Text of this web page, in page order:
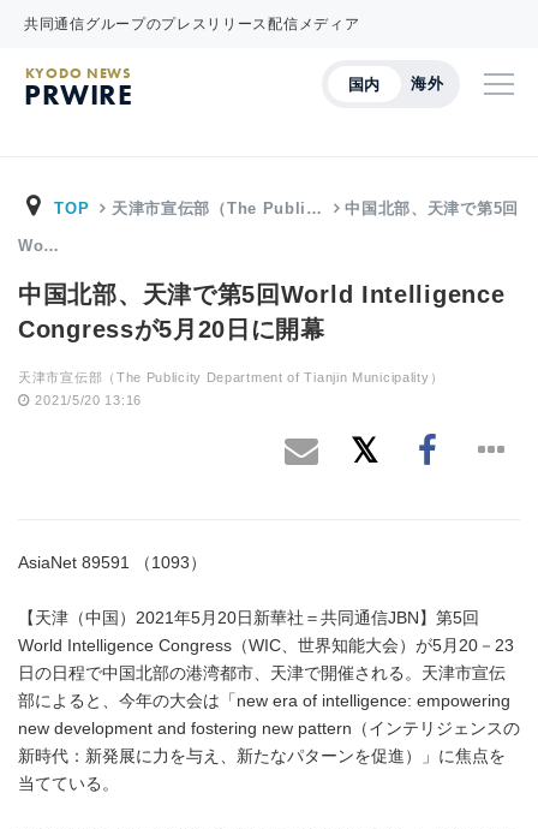
共同通信グループのプレスリリース配信メディア
国内 海外
KYODO NEWS
PRWIRE
TOP 天津市宣伝部（The Publi… 中国北部、天津で第5回
Wo…
中国北部、天津で第5回World Intelligence
Congressが5月20日に開幕
天津市宣伝部（The Publicity Department of Tianjin Municipality）
2021/5/20 13:16
AsiaNet 89591 （1093）
【天津（中国）2021年5月20日新華社＝共同通信JBN】第5回
World Intelligence Congress（WIC、世界知能大会）が5月20－23
日の日程で中国北部の港湾都市、天津で開催される。天津市宣伝
部によると、今年の大会は「new era of intelligence: empowering
new development and fostering new pattern（インテリジェンスの
新時代：新発展に力を与え、新たなパターンを促進）」に焦点を
当てている。